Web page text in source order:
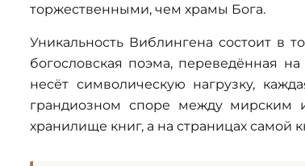
торжественными, чем храмы Бога.
Уникальность Виблингена состоит в
богословская поэма, переведённая
несёт символическую нагрузку,
грандиозном споре между мирским
хранилище книг, а на страницах самой